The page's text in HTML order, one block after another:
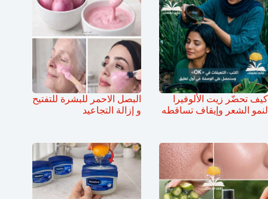
كيف تحضّر زيت الألوفيرا
لنمو الشعر وإيقاف تساقطه
البصل الاحمر للبشرة للتفتيح
و إزالة التجاعيد